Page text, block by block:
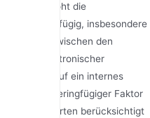
erhöht die
geringfügig, insbesondere
zwischen den
elektronischer
der Effekt auf ein internes
er ein geringfügiger Faktor
oder Gärten berücksichtigt